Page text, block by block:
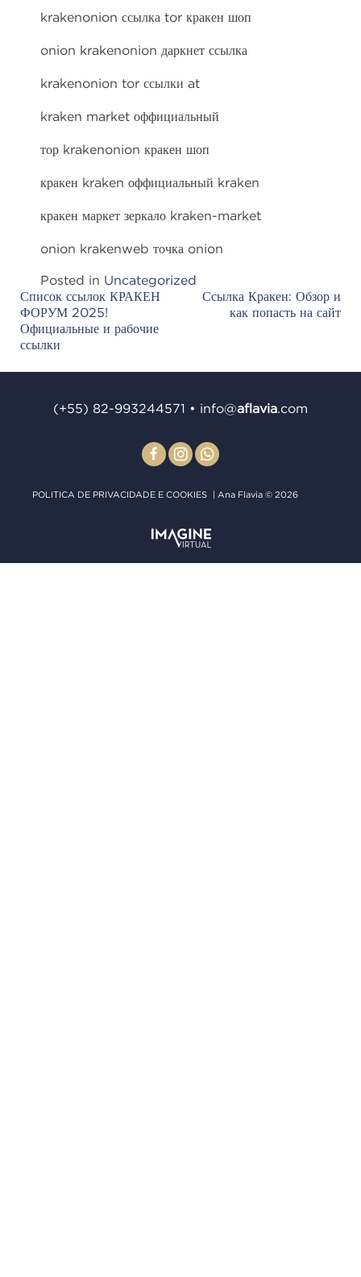
krakenonion ссылка tor кракен шоп
onion krakenonion даркнет ссылка
krakenonion tor ссылки at
kraken market оффициальный
тор krakenonion кракен шоп
кракен kraken оффициальный kraken
кракен маркет зеркало kraken-market
onion krakenweb точка onion
Posted in Uncategorized
Post
navigation
Список ссылок КРАКЕН
ФОРУМ 2025!
Официальные и рабочие
ссылки
Ссылка Кракен: Обзор и
как попасть на сайт
(+55) 82-993244571 • info@aﬂavia.com
POLITICA DE PRIVACIDADE E COOKIES | Ana Flavia © 2026